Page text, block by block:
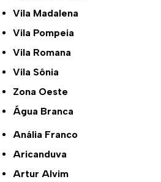
Vila Madalena
Vila Pompeia
Vila Romana
Vila Sônia
Zona Oeste
Água Branca
Anália Franco
Aricanduva
Artur Alvim